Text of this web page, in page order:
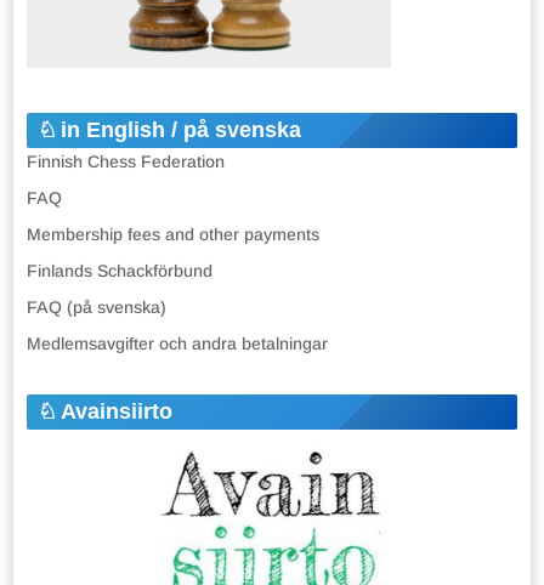
in English / på svenska
Finnish Chess Federation
FAQ
Membership fees and other payments
Finlands Schackförbund
FAQ (på svenska)
Medlemsavgifter och andra betalningar
Avainsiirto